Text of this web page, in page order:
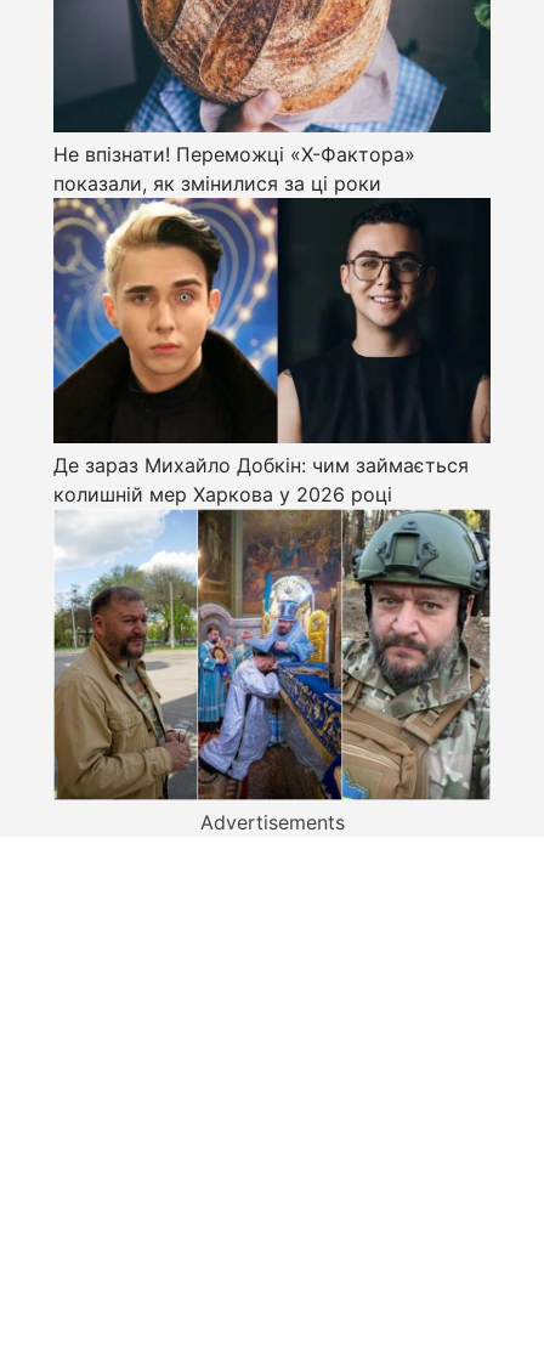
Не впізнати! Переможці «Х-Фактора»
показали, як змінилися за ці роки
Де зараз Михайло Добкін: чим займається
колишній мер Харкова у 2026 році
Advertisements